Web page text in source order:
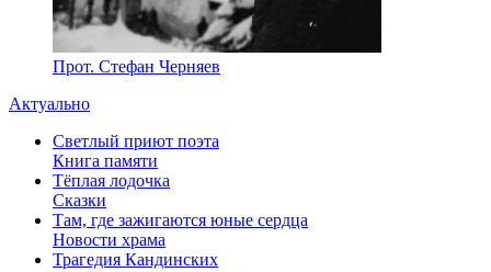
Прот. Стефан Черняев
Актуально
Светлый приют поэта
Книга памяти
Тёплая лодочка
Сказки
Там, где зажигаются юные сердца
Новости храма
Трагедия Кандинских